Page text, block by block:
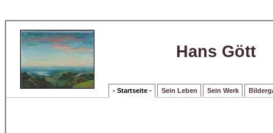
Hans Gött
- Startseite - Sein Leben Sein Werk